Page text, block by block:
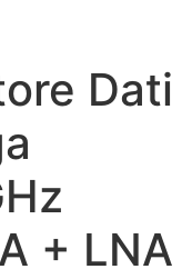
Dati
+ LNA